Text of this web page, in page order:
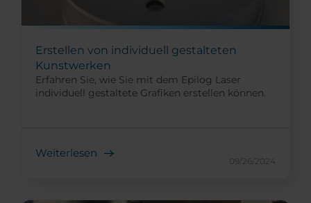
Erstellen von individuell gestalteten
Kunstwerken
Erfahren Sie, wie Sie mit dem Epilog Laser
individuell gestaltete Grafiken erstellen können.
Weiterlesen
09/26/2024